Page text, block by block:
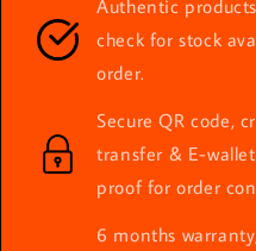
Authentic
check for stock
order.
Secure QR code,
transfer & E-
proof for order
6 months